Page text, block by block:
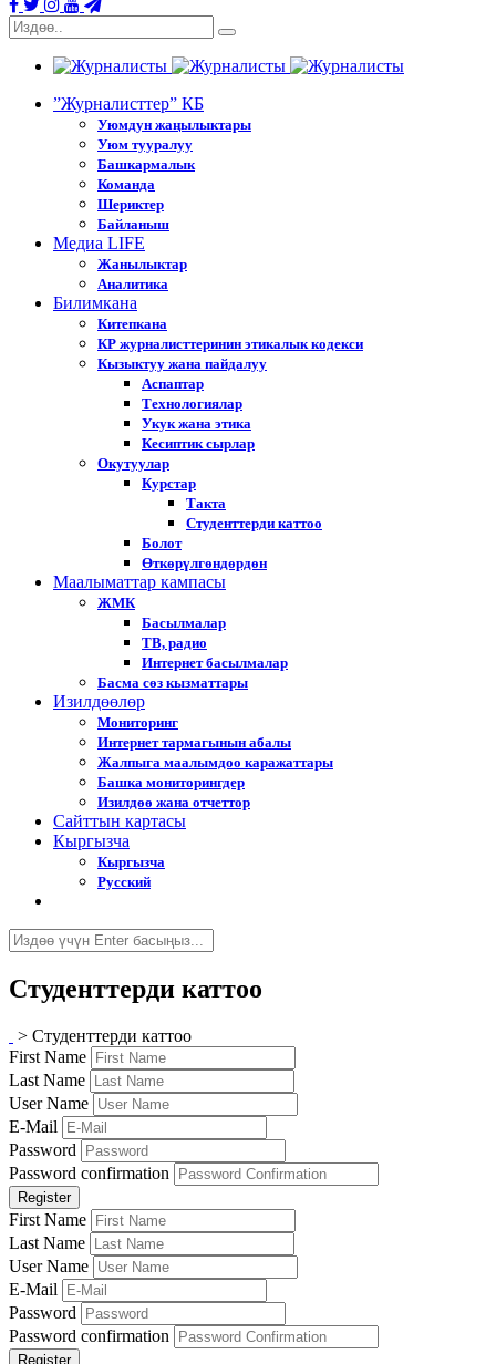
”Журналисттер” КБ
Уюмдун жаңылыктары
Уюм тууралуу
Башкармалык
Команда
Шериктер
Байланыш
Медиа LIFE
Жанылыктар
Аналитика
Билимкана
Китепкана
КР журналисттеринин этикалык кодекси
Кызыктуу жана пайдалуу
Аспаптар
Технологиялар
Укук жана этика
Кесиптик сырлар
Окутуулар
Курстар
Такта
Студенттерди каттоо
Болот
Өткөрүлгөндөрдөн
Маалыматтар кампасы
ЖМК
Басылмалар
ТВ, радио
Интернет басылмалар
Басма сөз кызматтары
Изилдөөлөр
Мониторинг
Интернет тармагынын абалы
Жалпыга маалымдоо каражаттары
Башка мониторингдер
Изилдөө жана отчеттор
Cайттын картасы
Кыргызча
Кыргызча
Русский
Студенттерди каттоо
> Студенттерди каттоо
First Name
Last Name
User Name
E-Mail
Password
Password confirmation
Register
First Name
Last Name
User Name
E-Mail
Password
Password confirmation
Register